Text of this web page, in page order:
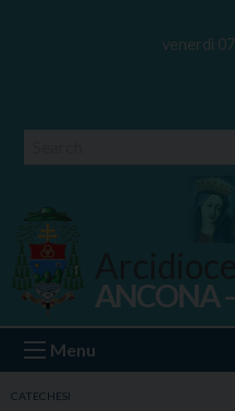
venerdì
Ancona
ANCONA
Menu
CATECHESI